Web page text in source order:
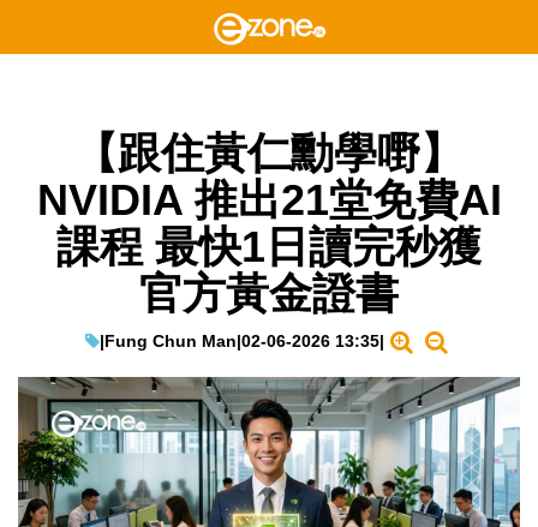
【跟住黃仁勳學嘢】
NVIDIA 推出21堂免費AI
課程 最快1日讀完秒獲
官方黃金證書
|Fung Chun Man|02-06-2026 13:35|